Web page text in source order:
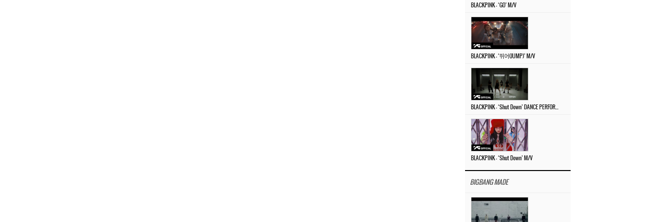
BLACKPINK – ‘GO’ M/V
BLACKPINK – ‘뛰어(JUMP)’ M/V
BLACKPINK – ‘Shut Down’ M/V
BIGBANG MADE